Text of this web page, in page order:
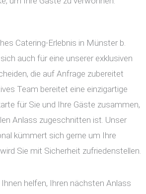
Catering-Erlebnis in Münster b.
auch für eine unserer exklusiven
die auf Anfrage zubereitet
Team bereitet eine einzigartige
für Sie und Ihre Gäste zusammen,
Anlass zugeschnitten ist. Unser
kümmert sich gerne um Ihre
Sie mit Sicherheit zufriedenstellen.
helfen, Ihren nächsten Anlass